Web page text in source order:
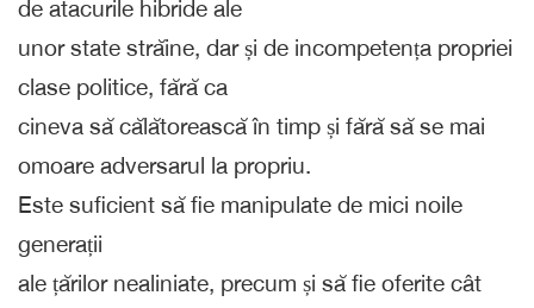
de atacurile hibride ale
unor state străine, dar și de incompetența propriei
clase politice, fără ca
cineva să călătorească în timp și fără să se mai
omoare adversarul la propriu.
Este suficient să fie manipulate de mici noile
generații
ale țărilor nealiniate, precum și să fie oferite cât